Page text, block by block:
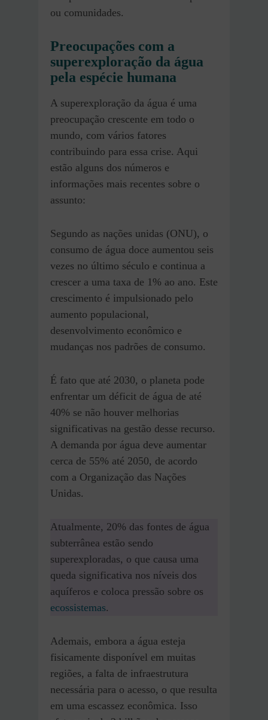
ou comunidades.
Preocupações com a
superexploração da água
pela espécie humana
A superexploração da água é uma
preocupação crescente em todo o
mundo, com vários fatores
contribuindo para essa crise. Aqui
estão alguns dos números e
informações mais recentes sobre o
assunto:
Segundo as nações unidas (ONU), o
consumo de água doce aumentou seis
vezes no último século e continua a
crescer a uma taxa de 1% ao ano. Este
crescimento é impulsionado pelo
aumento populacional,
desenvolvimento econômico e
mudanças nos padrões de consumo​.
É fato que até 2030, o planeta pode
enfrentar um déficit de água de até
40% se não houver melhorias
significativas na gestão desse recurso​.
A demanda por água deve aumentar
cerca de 55% até 2050​, de acordo
com a Organização das Nações
Unidas.
Atualmente, 20% das fontes de água
subterrânea estão sendo
superexploradas, o que causa uma
queda significativa nos níveis dos
aquíferos e coloca pressão sobre os
ecossistemas.
Ademais, embora a água esteja
fisicamente disponível em muitas
regiões, a falta de infraestrutura
necessária para o acesso, o que resulta
em uma escassez econômica. Isso